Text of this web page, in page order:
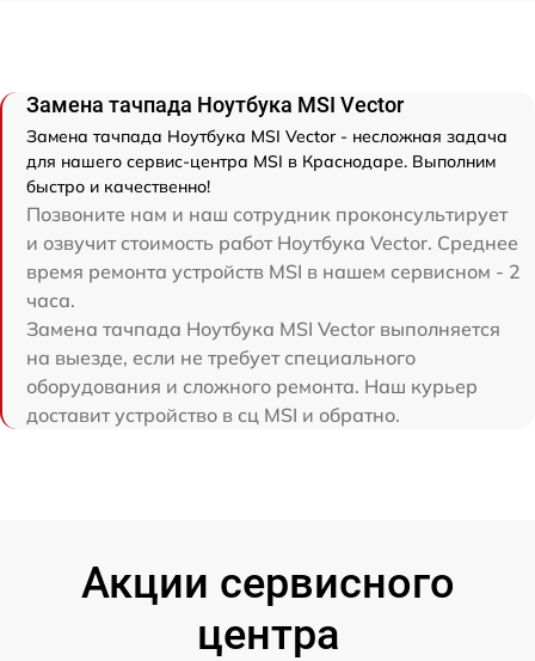
Замена тачпада Ноутбука MSI Vector
Замена тачпада Ноутбука MSI Vector - несложная задача
для нашего сервис-центра MSI в Краснодаре. Выполним
быстро и качественно!
Позвоните нам и наш сотрудник проконсультирует
и озвучит стоимость работ Ноутбука Vector. Среднее
время ремонта устройств MSI в нашем сервисном - 2
часа.
Замена тачпада Ноутбука MSI Vector выполняется
на выезде, если не требует специального
оборудования и сложного ремонта. Наш курьер
доставит устройство в сц MSI и обратно.
Акции сервисного
центра